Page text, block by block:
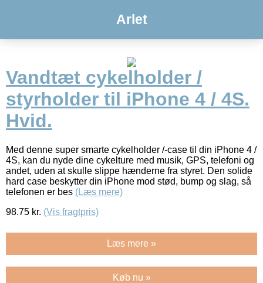
Arlet
Vandtæt cykelholder /
styrholder til iPhone 4 / 4S.
Hvid.
Med denne super smarte cykelholder /-case til din iPhone 4 /
4S, kan du nyde dine cykelture med musik, GPS, telefoni og
andet, uden at skulle slippe hænderne fra styret. Den solide
hard case beskytter din iPhone mod stød, bump og slag, så
telefonen er bes (Læs mere)
98.75 kr. (Vis fragtpris)
Læs mere »
Køb nu »